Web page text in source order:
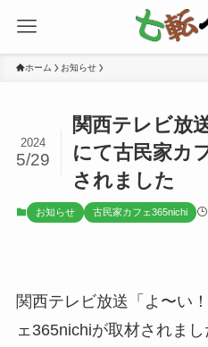
ホーム お知らせ
関西テレビ放
にて古民家カ
されました
2024
5/29
お知らせ 古民家カフェ365nichi
関西テレビ放送「よ〜い
ェ365nichiが取材されまし